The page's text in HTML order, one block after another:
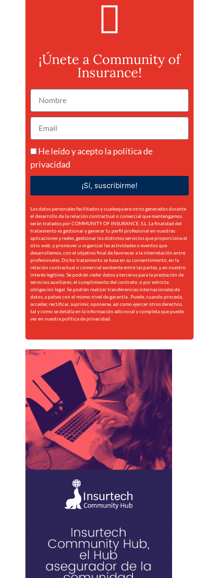
¡Únete a Community of
Insurance!
He leído y acepto la política de
privacidad
¡Sí, suscribirme!
Los datos personales facilitados y cualesquiera otros generados durante
el desarrollo de la relación contractual o comercial que mantengamos,
serán tratados por COMMUNITY OF INSURANCE, S.L. La finalidad del
tratamiento es gestionar y generar tu perfil profesional en nuestras
aplicaciones y redes, gestionar los distintos servicios que proporciona el
sitio web, y promover u organizar las actividades o eventos que
desarrollemos, con el objetivo final de favorecer a la interrelación entre
profesionales. Dicho tratamiento se basa en su consentimiento, en la
relación contractual o comercial existente entre las partes, y en nuestro
interés legítimo. Se podrán ceder datos a terceros para la prestación de
servicios auxiliares, el cumplimiento del contrato, o por estricta
obligación legal. Se podrán realizar transferencias internacionales de
datos, a países con el mismo nivel de garantía.. Puede, cuando proceda,
acceder, rectificar, suprimir, oponerse, así como ejercer otros derechos,
tal y como se detalla en la información adicional y completa que puede
ver en nuestrapolítica de privacidad.